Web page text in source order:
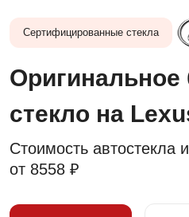
Сертифицированные стекла
Оригинальное
стекло на
Стоимость автостекла
от 8558 ₽